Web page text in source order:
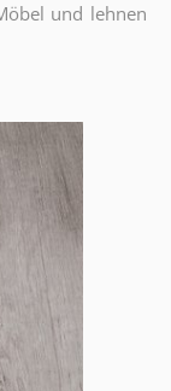
und lehnen